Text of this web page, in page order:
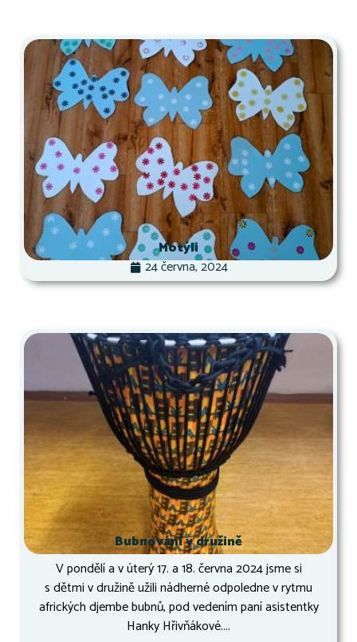
Motýli
24 června, 2024
Bubnování v družině
V pondělí a v úterý 17. a 18. června 2024 jsme si
s dětmi v družině užili nádherné odpoledne v rytmu
afrických djembe bubnů, pod vedením paní asistentky
Hanky Hřivňákové....